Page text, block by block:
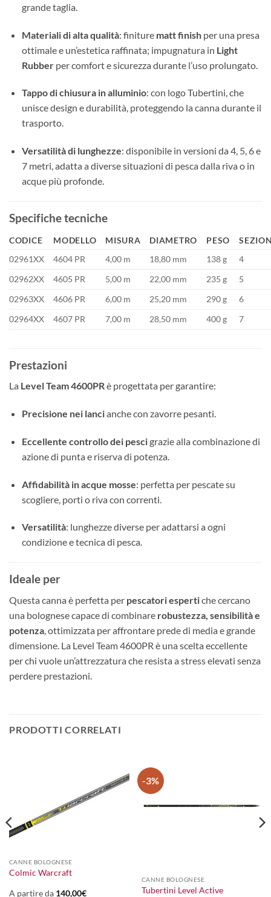
grande taglia.
Materiali di alta qualità: finiture matt finishper una presa
ottimale e un’estetica raffinata; impugnatura in Light
Rubberper comfort e sicurezza durante l’uso prolungato.
Tappo di chiusura in alluminio: con logo Tubertini, che
unisce design e durabilità, proteggendo la canna durante il
trasporto.
Versatilità di lunghezze: disponibile in versioni da 4, 5, 6 e
7 metri, adatta a diverse situazioni di pesca dalla riva o in
acque più profonde.
Specifiche tecniche
CODICE MODELLO MISURA DIAMETRO PESO
02961XX
4604 PR 4,00 m 18,80 mm 138 g
4
02962XX
4605 PR 5,00 m 22,00 mm 235 g
5
02963XX
4606 PR 6,00 m 25,20 mm 290 g
6
02964XX
4607 PR 7,00 m 28,50 mm 400 g 7
Prestazioni
La Level Team 4600PRè progettata per garantire:
Precisione nei lancianche con zavorre pesanti.
Eccellente controllo dei pescigrazie alla combinazione di
azione di punta e riserva di potenza.
Affidabilità in acque mosse: perfetta per pescate su
scogliere, porti o riva con correnti.
Versatilità: lunghezze diverse per adattarsi a ogni
condizione e tecnica di pesca.
Ideale per
Questa canna è perfetta per pescatori espertiche cercano
una bolognese capace di combinare robustezza, sensibilità e
potenza , ottimizzata per affrontare prede di media e grande
dimensione. La Level Team 4600PR è una scelta eccellente
per chi vuole un’attrezzatura che resista a stress elevati senza
perdere prestazioni.
PRODOTTI CORRELATI
CANNE BOLOGNESE
Colmic Warcraft
A partire da 140,00€
-3%
CANNE BOLOGNESE
Tubertini Level Active